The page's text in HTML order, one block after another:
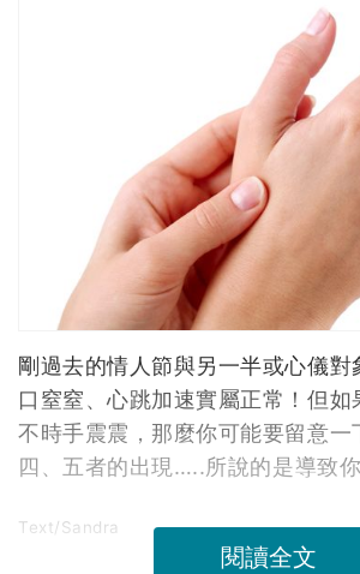
剛過去的情人節與另一半或心儀對
口窒窒、心跳加速實屬正常！但如
不時手震震，那麼你可能要留意一
四、五者的出現…..所說的是導致你
Text/Sandra
閱讀全文